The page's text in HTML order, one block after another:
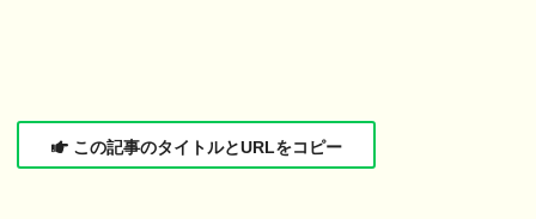
この記事のタイトルとURLをコピー